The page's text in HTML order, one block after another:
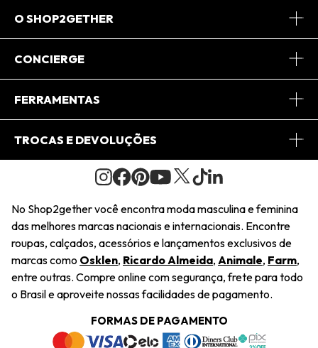
O SHOP2GETHER
Sobre Nós
Journal
Saiu na Mídia
Sustentabilidade
Navegando
Termos e Condições
CONCIERGE
Central de Relacionamento
Regulamento e Promoções
FERRAMENTAS
Minha Conta
Pedido de Presente
Wishlist
TROCAS E DEVOLUÇÕES
Condições Gerais
Troca Fácil
Restituição de Pagamento
Dúvidas Frequentes
Termos e Condições
No Shop2gether você encontra moda masculina e feminina
das melhores marcas nacionais e internacionais. Encontre
roupas, calçados, acessórios e lançamentos exclusivos de
marcas como Osklen, Ricardo Almeida, Animale, Farm,
entre outras. Compre online com segurança, frete para todo
o Brasil e aproveite nossas facilidades de pagamento.
FORMAS DE PAGAMENTO